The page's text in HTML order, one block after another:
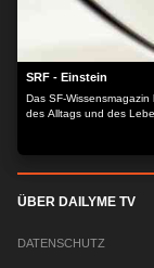
SRF - Einstein
Das SF-
des Alltags und des
ÜBER DAILYME TV
DATENSCHUTZ